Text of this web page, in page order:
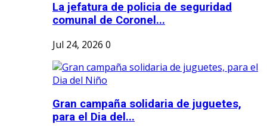
La jefatura de policia de seguridad
comunal de Coronel...
Jul 24, 2026 0
Gran campaña solidaria de juguetes,
para el Dia del...